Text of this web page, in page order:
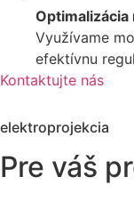
Využívame
efektívnu
Kontaktujte nás
elektroprojekcia
Pre váš